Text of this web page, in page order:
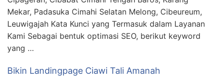
Mekar, Padasuka Cimahi Selatan Melong, Cibeureum,
Leuwigajah Kata Kunci yang Termasuk dalam Layanan
Kami Sebagai bentuk optimasi SEO, berikut keyword
yang …
Bikin Landingpage Ciawi Tali Amanah